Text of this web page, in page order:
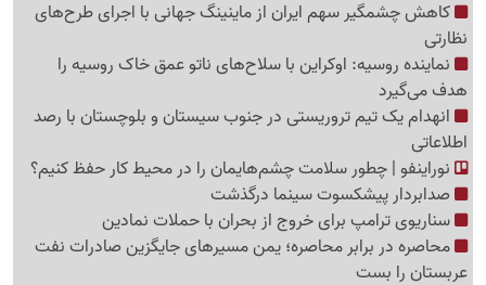
کاهش چشمگیر سهم ایران از ماینینگ جهانی با اجرای طرح‌های
نظارتی
نماینده روسیه: اوکراین با سلاح‌های ناتو عمق خاک روسیه را
هدف می‌گیرد
انهدام یک تیم تروریستی در جنوب سیستان و بلوچستان با رصد
اطلاعاتی
نوراینفو | چطور سلامت چشم‌هایمان را در محیط کار حفظ کنیم؟
صدابردار پیشکسوت سینما درگذشت
سناریوی ترامپ برای خروج از بحران با حملات نمادین
محاصره در برابر محاصره؛ یمن مسیرهای جایگزین صادرات نفت
عربستان را بست